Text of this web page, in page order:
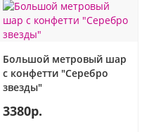
Большой метровый шар
с конфетти "Cеребро
звезды"
3380р.